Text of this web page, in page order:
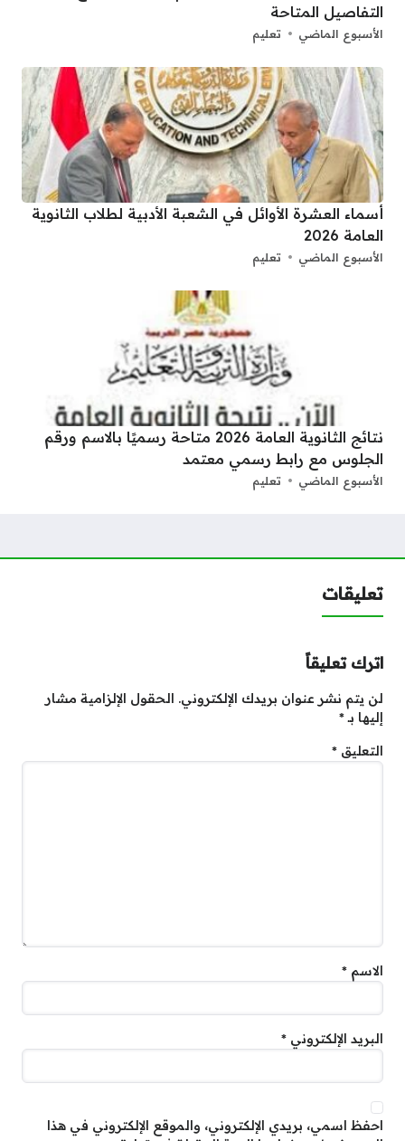
التفاصيل المتاحة
الأسبوع الماضي تعليم
أسماء العشرة الأوائل في الشعبة الأدبية لطلاب الثانوية
العامة 2026
الأسبوع الماضي تعليم
نتائج الثانوية العامة 2026 متاحة رسميًا بالاسم ورقم
الجلوس مع رابط رسمي معتمد
الأسبوع الماضي تعليم
تعليقات
اترك تعليقاً
لن يتم نشر عنوان بريدك الإلكتروني. الحقول الإلزامية مشار
إليها بـ*
التعليق *
الاسم *
البريد الإلكتروني *
احفظ اسمي، بريدي الإلكتروني، والموقع الإلكتروني في هذا